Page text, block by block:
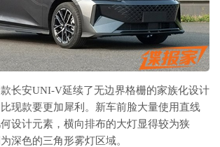
长安UNI-V延续了无边界格栅的家族化设计
现款要更加犀利。新车前脸大量使用直线
设计元素，横向排布的大灯显得较为狭
深色的三角形雾灯区域。